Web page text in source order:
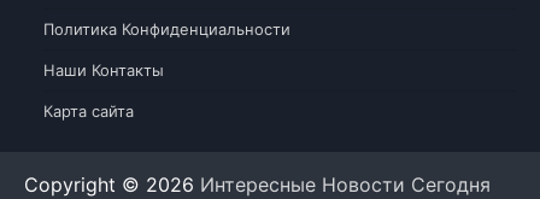
Политика Конфиденциальности
Наши Контакты
Карта сайта
Copyright © 2026 Интересные Новости Сегодня